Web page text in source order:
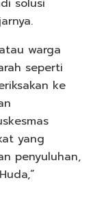
solusi
warga
seperti
ke
yang
penyuluhan,